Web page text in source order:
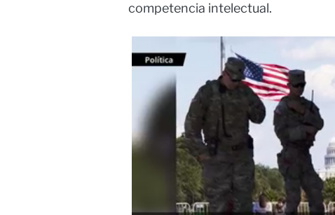
competencia intelectual.